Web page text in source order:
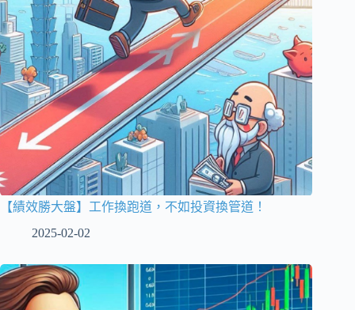
【績效勝大盤】工作換跑道，不如投資換管道！
2025-02-02